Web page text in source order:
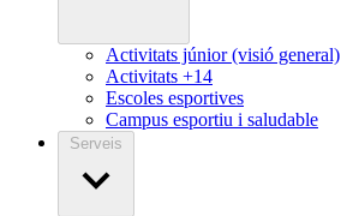
Activitats júnior (visió general)
Activitats +14
Escoles esportives
Campus esportiu i saludable
Serveis